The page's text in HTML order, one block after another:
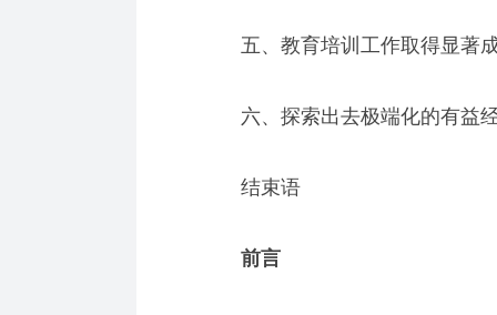
五、教育培训工作取得显著
六、探索出去极端化的有益
结束语
前言